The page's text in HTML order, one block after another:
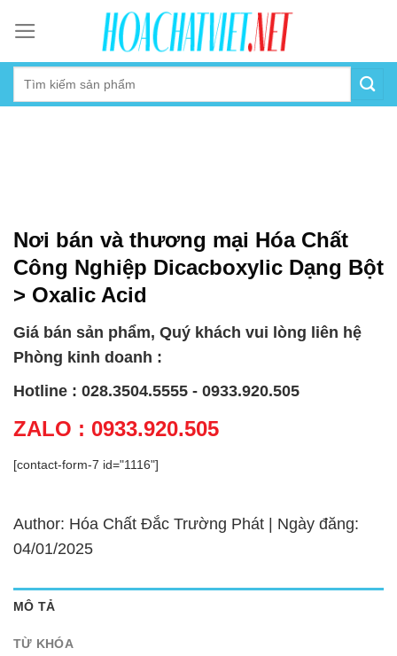
content
Nơi bán và thương mại Hóa Chất
Công Nghiệp Dicacboxylic Dạng Bột
> Oxalic Acid
Giá bán sản phẩm, Quý khách vui lòng liên hệ
Phòng kinh doanh :
Hotline : 028.3504.5555 - 0933.920.505
ZALO : 0933.920.505
[contact-form-7 id="1116"]
Author: Hóa Chất Đắc Trường Phát | Ngày đăng:
04/01/2025
MÔ TẢ
TỪ KHÓA